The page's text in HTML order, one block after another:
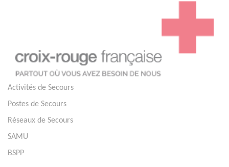
Activités de Secours
Postes de Secours
Réseaux de Secours
SAMU
BSPP